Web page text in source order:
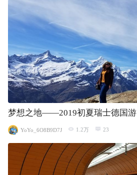
梦想之地——2019初夏瑞士德国游
YoYo_6O8B9D7J 1.2万 23